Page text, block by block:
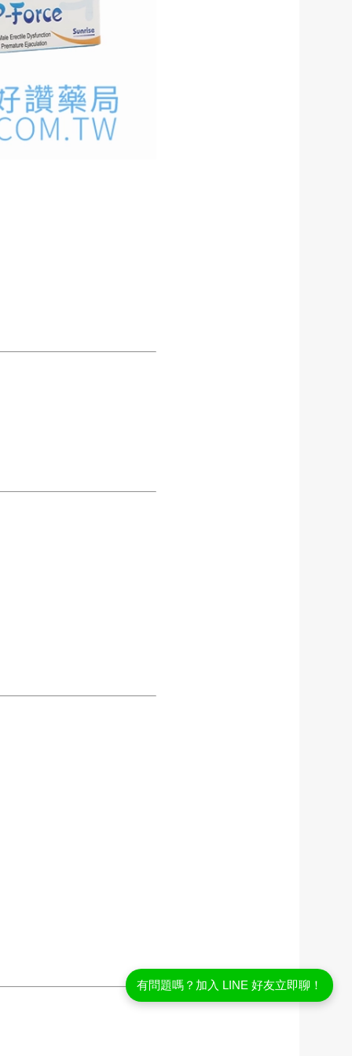
有問題嗎？加入 LINE 好友立即聊！